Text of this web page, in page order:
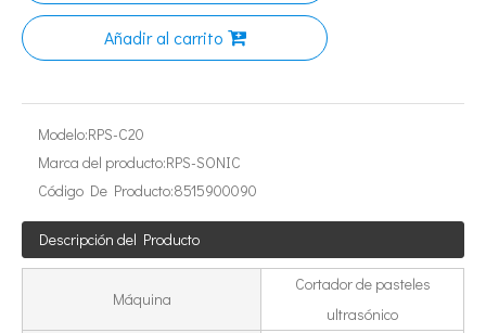
Añadir al carrito
Modelo:RPS-C20
Marca del producto:RPS-SONIC
Código De Producto:8515900090
Descripción del Producto
Máquina
Cortador de pasteles
ultrasónico